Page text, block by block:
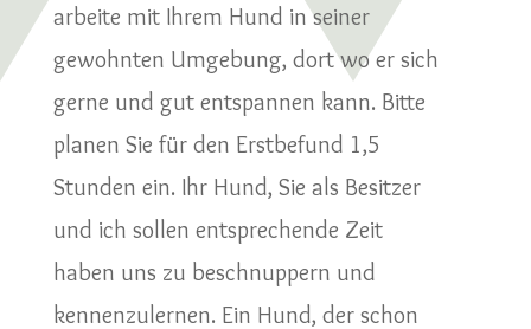
arbeite mit Ihrem Hund in seiner
gewohnten Umgebung, dort wo er sich
gerne und gut entspannen kann. Bitte
planen Sie für den Erstbefund 1,5
Stunden ein. Ihr Hund, Sie als Besitzer
und ich sollen entsprechende Zeit
haben uns zu beschnuppern und
kennenzulernen. Ein Hund, der schon